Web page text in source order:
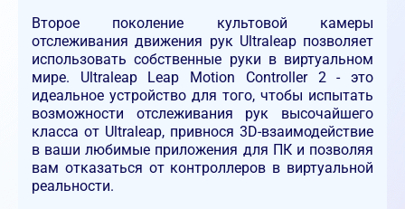
Второе поколение культовой камеры
отслеживания движения рук Ultraleap позволяет
использовать собственные руки в виртуальном
мире. Ultraleap Leap Motion Controller 2 - это
идеальное устройство для того, чтобы испытать
возможности отслеживания рук высочайшего
класса от Ultraleap, привнося 3D-взаимодействие
в ваши любимые приложения для ПК и позволяя
вам отказаться от контроллеров в виртуальной
реальности.